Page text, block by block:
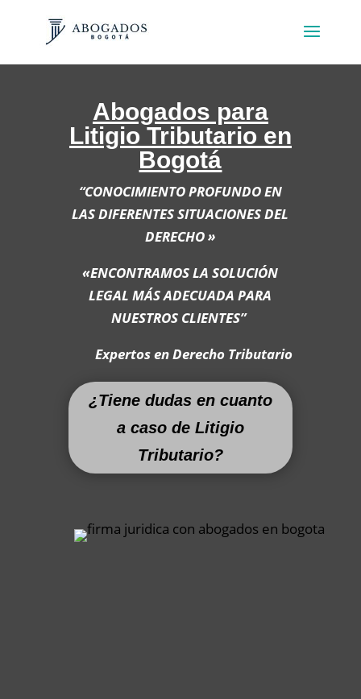
Abogados para
Litigio Tributario en
Bogotá
“CONOCIMIENTO PROFUNDO EN
LAS DIFERENTES SITUACIONES DEL
DERECHO »
«ENCONTRAMOS LA SOLUCIÓN
LEGAL MÁS ADECUADA PARA
NUESTROS CLIENTES”
Expertos en Derecho Tributario
¿Tiene dudas en cuanto
a caso de Litigio
Tributario?